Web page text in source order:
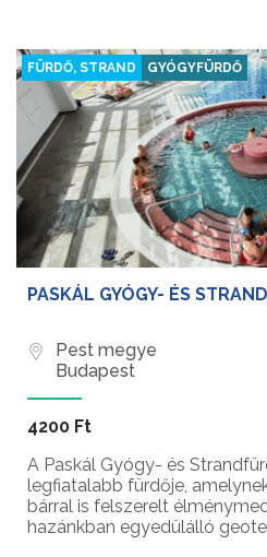
FÜRDŐ, STRAND GYÓGYFÜRDŐ
PASKÁL GYÓGY- ÉS
Pest megye
Budapest
4200 Ft
A Paskál Gyógy- és
legfiatalabb fürdője,
bárral is felszerelt
hazánkban egyedülálló